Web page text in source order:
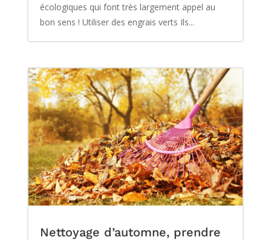
écologiques qui font très largement appel au
bon sens ! Utiliser des engrais verts Ils...
Nettoyage d’automne, prendre